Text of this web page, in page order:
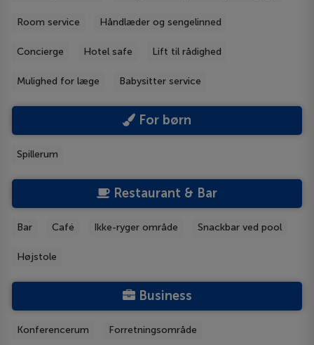
Room service Håndlæder og sengelinned
Concierge Hotel safe Lift til rådighed
Mulighed for læge Babysitter service
For børn
Spillerum
Restaurant & Bar
Bar Café Ikke-ryger område Snackbar ved pool
Højstole
Business
Konferencerum Forretningsområde